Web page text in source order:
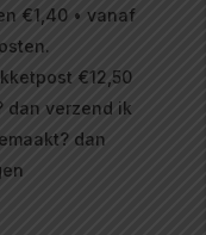
€1,40 • vanaf
€12,50
dan verzend ik
dan